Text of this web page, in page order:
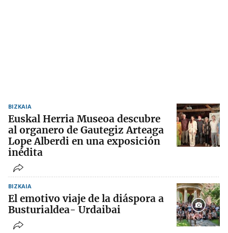
BIZKAIA
Euskal Herria Museoa descubre
al organero de Gautegiz Arteaga
Lope Alberdi en una exposición
inédita
BIZKAIA
El emotivo viaje de la diáspora a
Busturialdea- Urdaibai